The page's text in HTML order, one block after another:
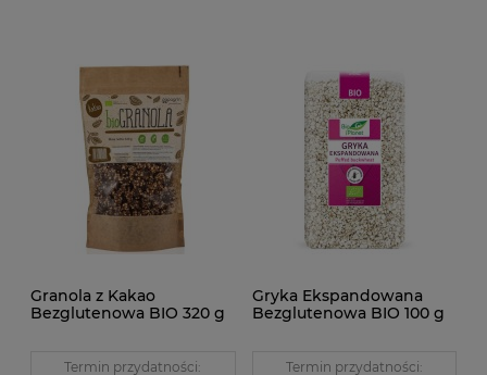
Granola z Kakao
Bezglutenowa BIO 320 g
Termin przydatności:
Gryka Ekspandowana
Bezglutenowa BIO 100 g
Termin przydatności: